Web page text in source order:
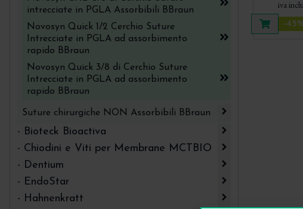
iva
-
Disinfezione delle mani BBraun
Disinfezione delle superfici BBraun
Divaricatori e Retrattori Aesculap
Fora diga Aesculap
Forbici per chirurgia Aesculap
Manici per lame e Micro lame bisturi
Aesculap BBraun-
Manici per Specchietti Aesculap
intrecciate in PGLA Assorbibili BBraun
Novosyn Quick 1/2 Cerchio Suture
Intrecciate in PGLA ad assorbimento
rapido BBraun
Novosyn Quick 3/8 di Cerchio Suture
Intrecciate in PGLA ad assorbimento
rapido BBraun
Suture chirurgiche NON Assorbibili BBraun
Dafilon 1/2 Cerchio Suture Chirurgiche in
Poliammide Monofilamento
Dafilon 3/8 di Cerchio Suture Chirurgiche in
Poliammide Monofilamento
Elasyn 1/2 Cerchio Suture Chirurgiche in
PTFE
- Bioteck Bioactiva
Colla chirurgica PeriAcryl
Lamina di Corticale in Osso Flessibile - Flex
Cortical Sheet - Bioteck
- Chiodini e Viti per Membrane MCTBIO
Chiodini in titanio per membrane MCTBIO
- Dentium
DASK Dentium - Mini Rialzo di Seno e
Grande Rialzo di Seno
- EndoStar
Accessori per l'endodonzia
- Hahnenkratt